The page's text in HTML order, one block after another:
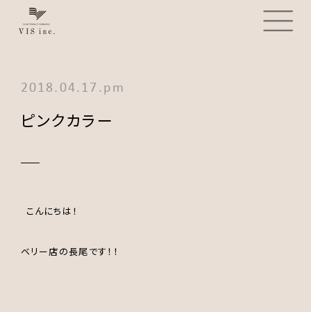
2018.04.17.pm
ピンクカラー
こんにちは！
ベリー店の長尾です！！